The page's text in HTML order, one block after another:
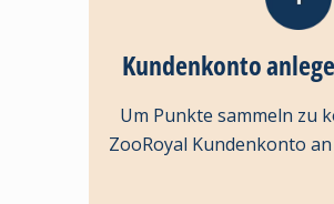
Kundenkonto
Um Punkte sammeln zu
ZooRoyal Kundenkonto